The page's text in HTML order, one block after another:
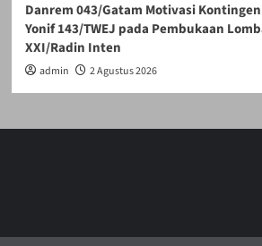
Danrem 043/Gatam Motivasi
Yonif 143/TWEJ pada Pembukaan
XXI/Radin Inten
admin 2 Agustus 2026